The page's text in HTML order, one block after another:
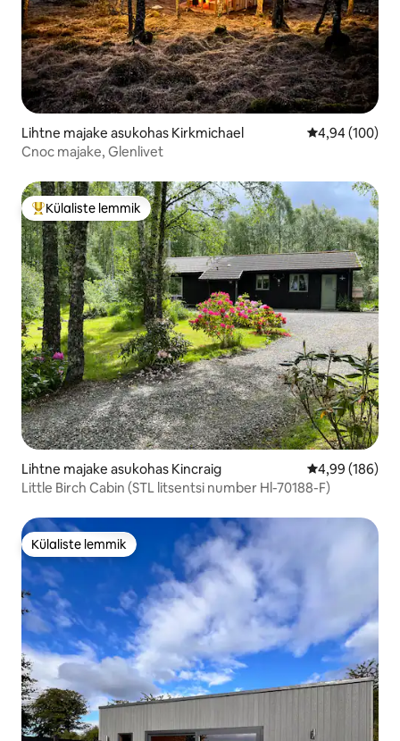
Lihtne majake asukohas Kirkmichael Keskmine
4,94 (100)
Cnoc majake, Glenlivet
Külaliste suur lemmik
Külaliste lemmik
Lihtne majake asukohas Kincraig Keskmine
4,99 (186)
Little Birch Cabin (STL litsentsi number Hl-70188-F)
Külaliste lemmik
Külaliste lemmik